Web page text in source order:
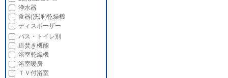
浄水器
食器(洗浄)乾燥機
ディスポーザー
バス・トイレ別
追焚き機能
浴室乾燥機
浴室暖房
ＴＶ付浴室